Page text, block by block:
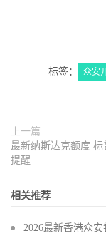
标签： 众安
上一篇
最新纳斯达克额度 标
提醒
相关推荐
2026最新香港众